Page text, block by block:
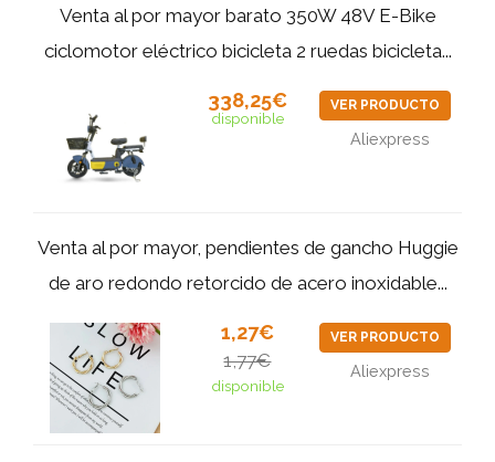
Venta al por mayor barato 350W 48V E-Bike
ciclomotor eléctrico bicicleta 2 ruedas bicicleta...
338,25€
disponible
VER PRODUCTO
Aliexpress
Venta al por mayor, pendientes de gancho Huggie
de aro redondo retorcido de acero inoxidable...
1,27€
1,77€
disponible
VER PRODUCTO
Aliexpress